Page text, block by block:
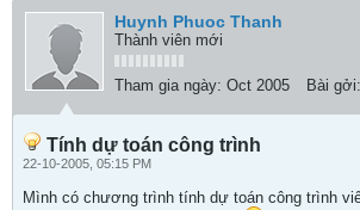
Huynh Phuoc Thanh
Thành viên mới
Tham gia ngày: Oct 2005 Bài gởi:
Tính dự toán công trình
22-10-2005, 05:15 PM
Mình có chương trình tính dự toán công trình